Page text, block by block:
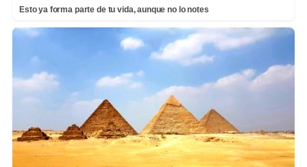
Esto ya forma parte de tu vida, aunque no lo notes